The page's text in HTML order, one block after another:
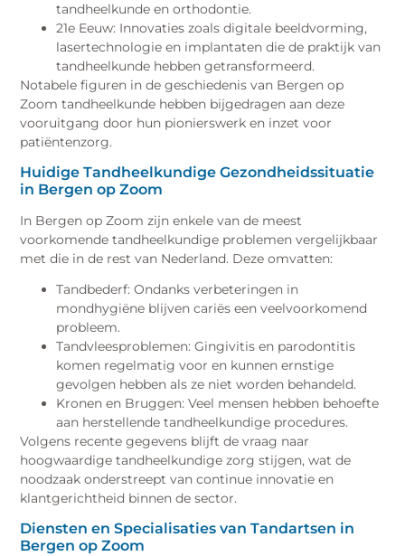
tandheelkunde en orthodontie.
21e Eeuw: Innovaties zoals digitale beeldvorming,
lasertechnologie en implantaten die de praktijk van
tandheelkunde hebben getransformeerd.
Notabele figuren in de geschiedenis van Bergen op
Zoom tandheelkunde hebben bijgedragen aan deze
vooruitgang door hun pionierswerk en inzet voor
patiëntenzorg.
Huidige Tandheelkundige Gezondheidssituatie
in Bergen op Zoom
In Bergen op Zoom zijn enkele van de meest
voorkomende tandheelkundige problemen vergelijkbaar
met die in de rest van Nederland. Deze omvatten:
Tandbederf: Ondanks verbeteringen in
mondhygiëne blijven cariës een veelvoorkomend
probleem.
Tandvleesproblemen: Gingivitis en parodontitis
komen regelmatig voor en kunnen ernstige
gevolgen hebben als ze niet worden behandeld.
Kronen en Bruggen: Veel mensen hebben behoefte
aan herstellende tandheelkundige procedures.
Volgens recente gegevens blijft de vraag naar
hoogwaardige tandheelkundige zorg stijgen, wat de
noodzaak onderstreept van continue innovatie en
klantgerichtheid binnen de sector.
Diensten en Specialisaties van Tandartsen in
Bergen op Zoom